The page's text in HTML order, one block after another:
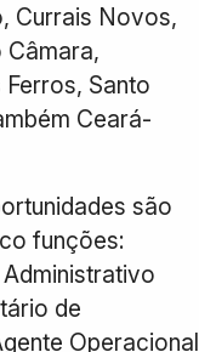
Currais Novos,
Câmara,
Santo
Ceará-
são
funções:
de
Operacional